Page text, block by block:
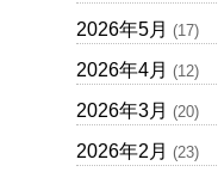
2026年5月 (17)
2026年4月 (12)
2026年3月 (20)
2026年2月 (23)